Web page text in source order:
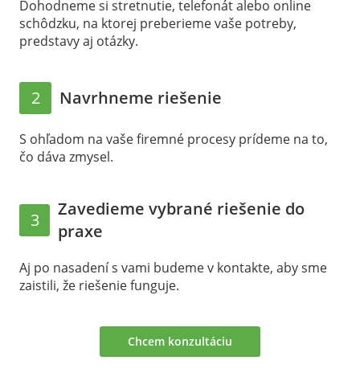
Dohodneme si stretnutie, telefonát alebo online
schôdzku, na ktorej preberieme vaše potreby,
predstavy aj otázky.
2 Navrhneme riešenie
S ohľadom na vaše firemné procesy prídeme na to,
čo dáva zmysel.
3
Zavedieme vybrané riešenie do
praxe
Aj po nasadení s vami budeme v kontakte, aby sme
zaistili, že riešenie funguje.
Chcem konzultáciu